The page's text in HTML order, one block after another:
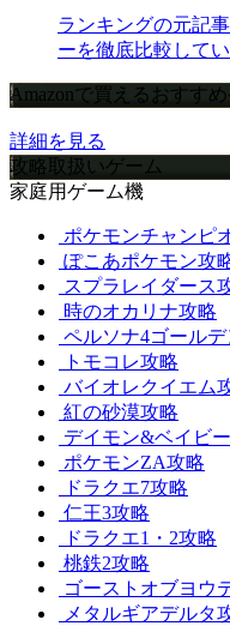
ランキングの元記
ーを徹底比較して
Amazonで買えるおすす
詳細を見る
攻略取扱いゲーム
家庭用ゲーム機
ポケモンチャンピ
ぽこあポケモン攻
スプラレイダース
時のオカリナ攻略
ペルソナ4ゴール
トモコレ攻略
バイオレクイエム
紅の砂漠攻略
デイモン&ベイビ
ポケモンZA攻略
ドラクエ7攻略
仁王3攻略
ドラクエ1・2攻略
桃鉄2攻略
ゴーストオブヨウ
メタルギアデルタ